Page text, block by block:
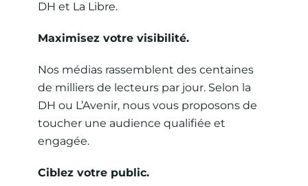
DH et La Libre.
Maximisez votre visibilité.
Nos médias rassemblent des centaines
de milliers de lecteurs par jour. Selon la
DH ou L’Avenir, nous vous proposons de
toucher une audience qualifiée et
engagée.
Ciblez votre public.